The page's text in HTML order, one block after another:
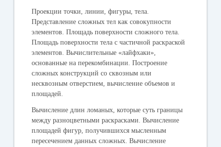
Проекции точки, линии, фигуры, тела.
Представление сложных тел как совокупности
элементов. Площадь поверхности сложного тела.
Площадь поверхности тела с частичной раскраской
элементов. Вычислительные «лайфхаки»,
основанные на перекомбинации. Построение
сложных конструкций со сквозным или
несквозным отверстием, вычисление объемов и
площадей.
Вычисление длин ломаных, которые суть границы
между разноцветными раскрасками. Вычисление
площадей фигур, получившихся мысленным
пересечением данных сложных. Вычисление